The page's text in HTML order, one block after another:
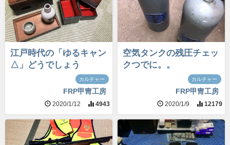
江戸時代の「ゆるキャン
△」どうでしょう
カルチャー
FRP甲冑工房
2020/1/12 4943
空気タンクの残圧チェッ
クつでに。。
カルチャー
FRP甲冑工房
2020/1/9 12179